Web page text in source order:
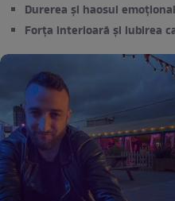
Durerea și haosul
Forța interioară și iubirea